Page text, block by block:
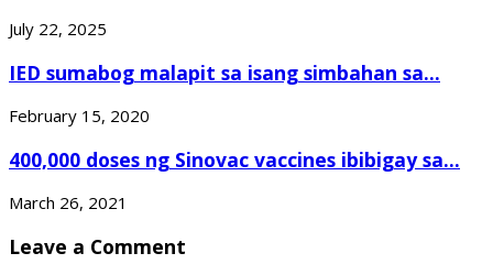
July 22, 2025
IED sumabog malapit sa isang simbahan sa...
February 15, 2020
400,000 doses ng Sinovac vaccines ibibigay sa...
March 26, 2021
Leave a Comment